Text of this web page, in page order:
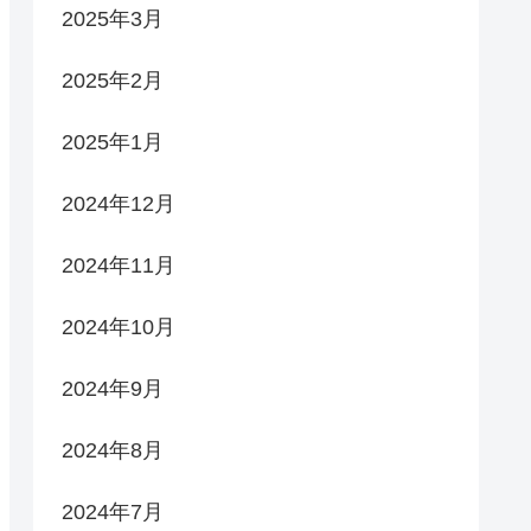
2025年3月
2025年2月
2025年1月
2024年12月
2024年11月
2024年10月
2024年9月
2024年8月
2024年7月